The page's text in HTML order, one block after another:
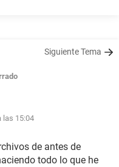
Siguiente Tema
las 15:04
de antes de
todo lo que he